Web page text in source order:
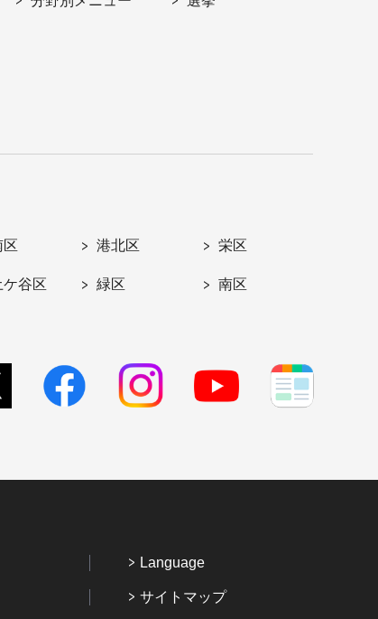
区 港北区 栄区
ケ谷区 緑区 南区
Language
サイトマップ